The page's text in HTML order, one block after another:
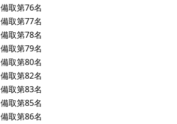
備取第76名
備取第77名
備取第78名
備取第79名
備取第80名
備取第82名
備取第83名
備取第85名
備取第86名